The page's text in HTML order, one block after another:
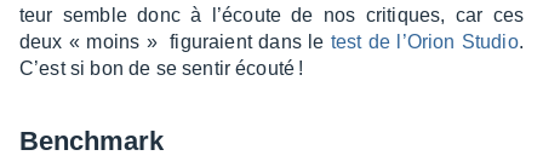
teur semble donc à l’écoute de nos critiques, car ces
deux « moins » figu­raient dans le test de l’Orion Studio.
C’est si bon de se sentir écouté !
Bench­mark